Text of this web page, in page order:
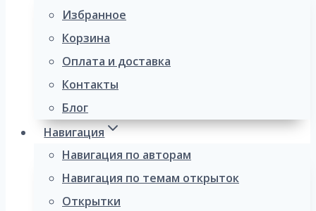
Избранное
Корзина
Оплата и доставка
Контакты
Блог
Навигация
Навигация по авторам
Навигация по темам открыток
Открытки